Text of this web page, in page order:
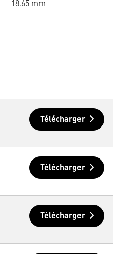
18.65 mm
Télécharger
Télécharger
Télécharger